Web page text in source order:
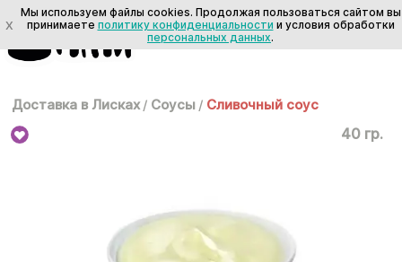
Доставка в Лисках / Соусы / Сливочный соус
40 гр.
X
Мы используем файлы cookies. Продолжая пользоваться сайтом вы
принимаете политику конфиденциальности и условия обработки
персональных данных.